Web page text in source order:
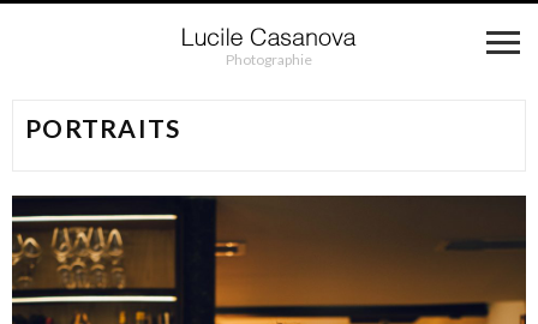
Photographie
PORTRAITS